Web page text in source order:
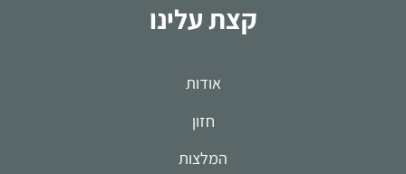
קצת עלינו
אודות
חזון
המלצות